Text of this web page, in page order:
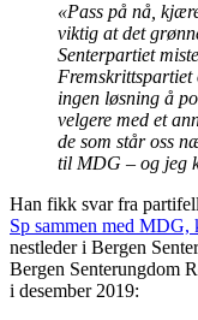
«Pass på nå,
viktig at det
Senterpartiet
Fremskrittspartiet
ingen løsning å
velgere med et
de som står oss
til MDG – og jeg
Han fikk svar fra
Sp sammen med
nestleder i Bergen
Bergen Senterungdom
i desember 2019: